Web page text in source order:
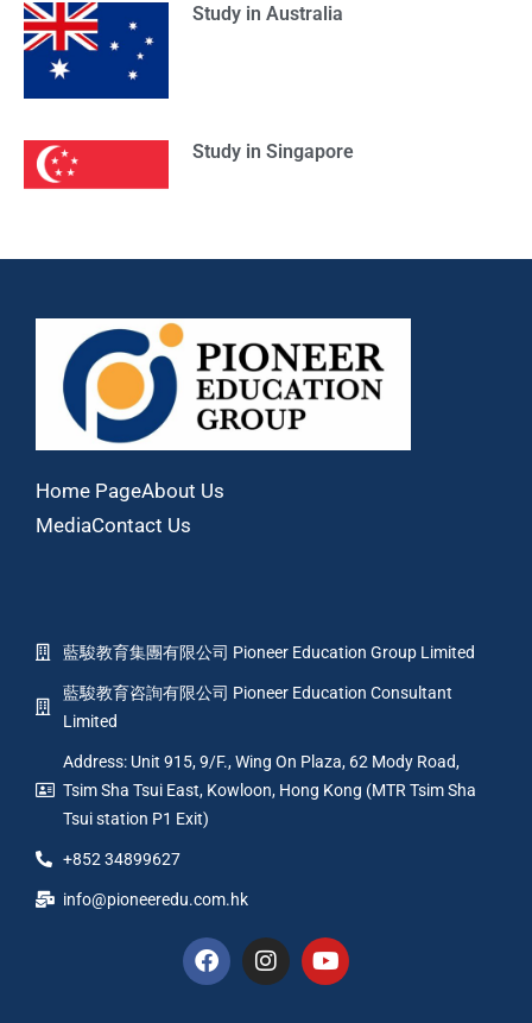
Study in Australia
Study in Singapore
Home PageAbout Us
MediaContact Us
藍駿教育集團有限公司 Pioneer Education Group Limited
藍駿教育咨詢有限公司 Pioneer Education Consultant
Limited
Address: Unit 915, 9/F., Wing On Plaza, 62 Mody Road,
Tsim Sha Tsui East, Kowloon, Hong Kong (MTR Tsim Sha
Tsui station P1 Exit)
+852 34899627
info@pioneeredu.com.hk